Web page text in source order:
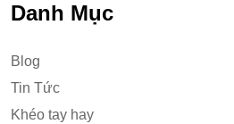
Danh Mục
Blog
Tin Tức
Khéo tay hay